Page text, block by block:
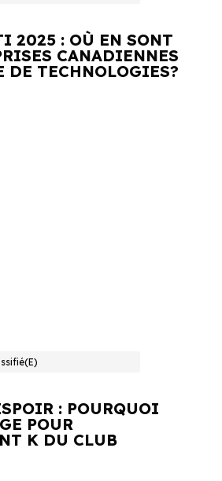
2025 : OÙ EN SONT
CANADIENNES
DE TECHNOLOGIES?
: POURQUOI
POUR
K DU CLUB